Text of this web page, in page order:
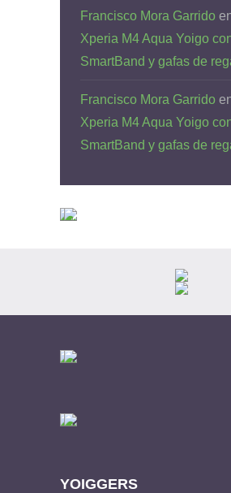
Francisco Mora Garrido
Xperia M4 Aqua Yoigo
SmartBand y gafas de
Francisco Mora Garrido
Xperia M4 Aqua Yoigo
SmartBand y gafas de
YOIGGERS